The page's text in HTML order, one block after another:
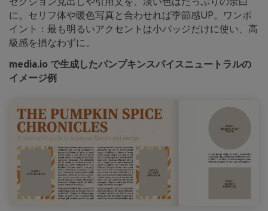
に。セリフ体や暖色写真と合わせれば季節感UP。ワンポ
イント：最も明るいアクセントは小バッジだけに使い、高
級感を損なわずに。
media.io で生成したパンプキンスパイスニュートラルの
イメージ例